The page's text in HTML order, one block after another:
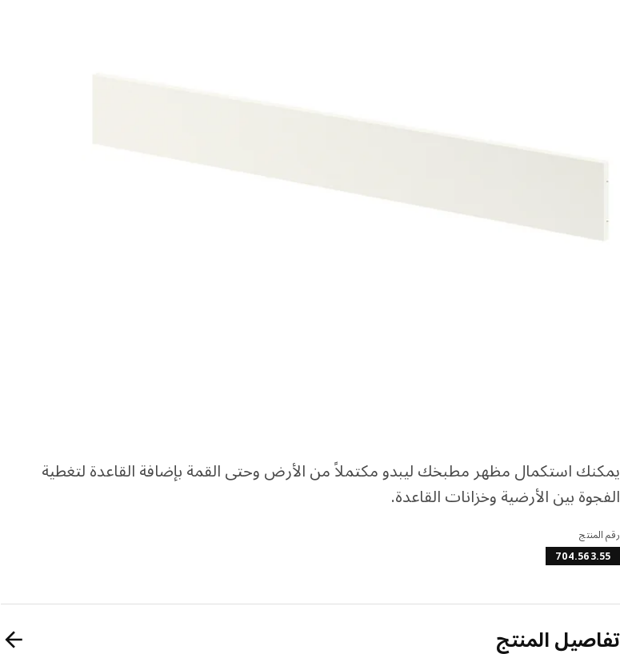
Image zoomed out, normal view
يمكنك استكمال مظهر مطبخك ليبدو مكتملاً من الأرض وحتى القمة بإضافة القاعدة لتغطية
الفجوة بين الأرضية وخزانات القاعدة.
رقم المنتج
704.563.55
تفاصيل المنتج